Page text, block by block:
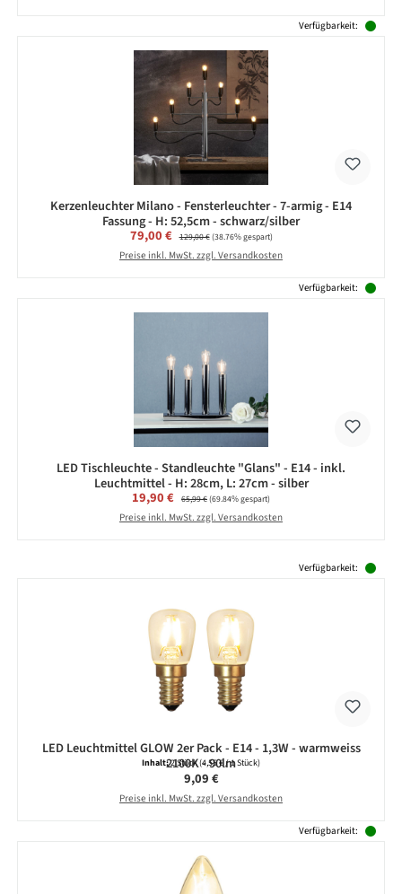
Verfügbarkeit:
Kerzenleuchter Milano - Fensterleuchter - 7-armig - E14
Fassung - H: 52,5cm - schwarz/silber
Verkaufspreis:
79,00 € Regulärer Preis:
129,00 €(38.76% gespart)
Preise inkl. MwSt. zzgl. Versandkosten
Verfügbarkeit:
LED Tischleuchte - Standleuchte "Glans" - E14 - inkl.
Leuchtmittel - H: 28cm, L: 27cm - silber
Verkaufspreis:
19,90 € Regulärer Preis:
65,99 €(69.84% gespart)
Preise inkl. MwSt. zzgl. Versandkosten
Verfügbarkeit:
LED Leuchtmittel GLOW 2er Pack - E14 - 1,3W - warmweiss
2100K - 90lm
Inhalt:2 Stück(4,55 € / 1 Stück)
Regulärer Preis:
9,09 €
Preise inkl. MwSt. zzgl. Versandkosten
Verfügbarkeit: